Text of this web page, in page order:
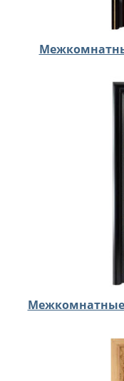
Межкомнатные